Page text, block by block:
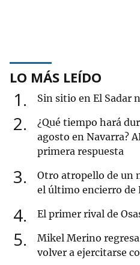
LO MÁS LEÍDO
1 Sin sitio en El Sadar
2
¿Qué tiempo hará
agosto en Navarra?
primera respuesta
3
Otro atropello de un
el último encierro de
4 El primer rival de
5
Mikel Merino
volver a ejercitarse